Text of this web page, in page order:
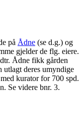
på Ådne (se d.g.) og
gjelder de flg. eiere.
Ådne fikk gården
utlagt deres umyndige
kurator for 700 spd.
Se videre bnr. 3.